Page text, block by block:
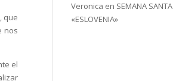
que
nos
el
Veronica en SEMANA SANTA
«ESLOVENIA»